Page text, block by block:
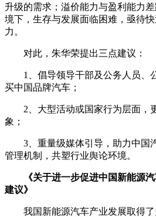
升级的需求；溢价能力与盈利能力
境下，生存与发展面临困难，亟待
力。
对此，朱华荣提出三点建议：
1、倡导领导干部及公务人员、
买中国品牌汽车；
2、大型活动或国家行为层面，
象；
3、重量级媒体引导，助力中国
管理机制，共塑行业舆论环境。
《关于进一步促进中国新能源
建议》
我国新能源汽车产业发展取得